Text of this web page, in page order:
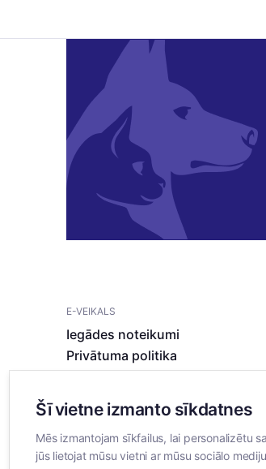
E-VEIKALS
Iegādes noteikumi
Privātuma politika
Šī vietne izmanto sīkdatnes
Mēs izmantojam sīkfailus, lai personalizētu
jūs lietojat mūsu vietni ar mūsu sociālo